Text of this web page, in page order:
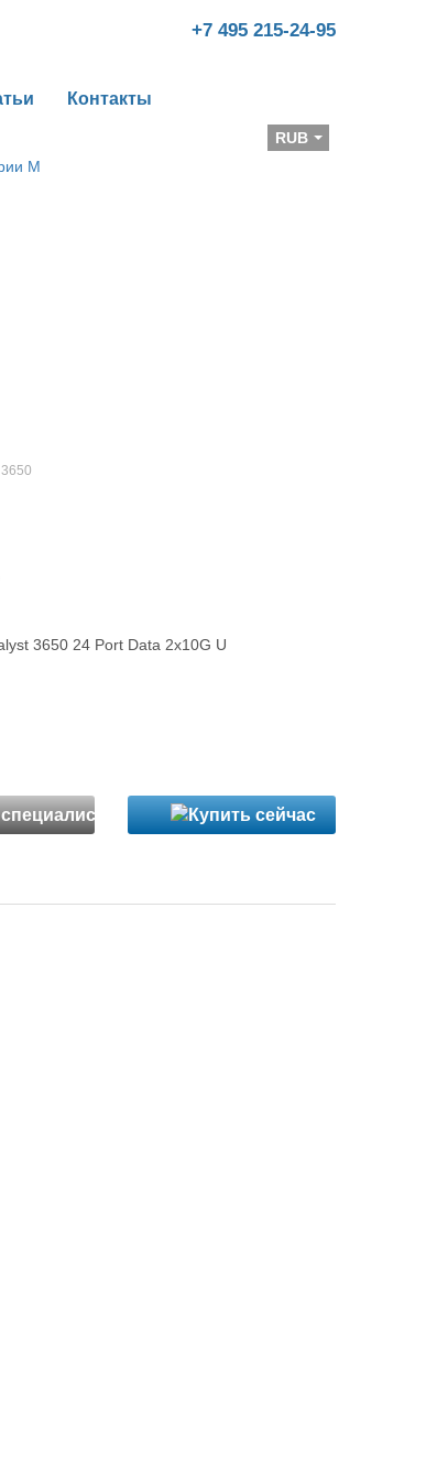
+7 495 215-24-95
Контакты
RUB
3650 24 Port Data 2x10G U